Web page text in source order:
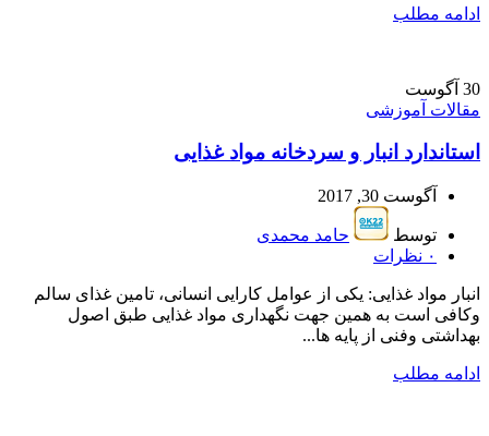
ادامه مطلب
30 آگوست
مقالات آموزشی
استاندارد انبار و سردخانه مواد غذایی
آگوست 30, 2017
توسط
حامد محمدی
۰ نظرات
انبار مواد غذایی: یکی از عوامل کارایی انسانی، تامین غذای سالم
وکافی است به همین جهت نگهداری مواد غذایی طبق اصول
بهداشتی وفنی از پایه ها...
ادامه مطلب